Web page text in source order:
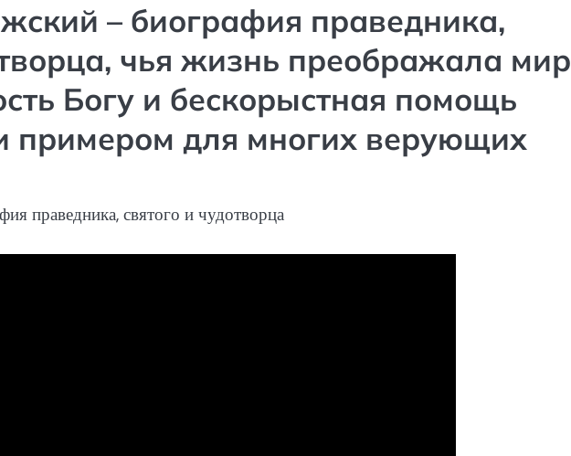
– биография праведника,
чья жизнь преображала
Богу и бескорыстная помощь
примером для многих верующих